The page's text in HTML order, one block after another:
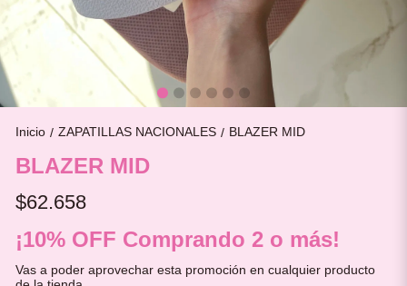
Inicio / ZAPATILLAS NACIONALES / BLAZER MID
BLAZER MID
$62.658
¡10% OFF Comprando 2 o más!
Vas a poder aprovechar esta promoción en cualquier producto